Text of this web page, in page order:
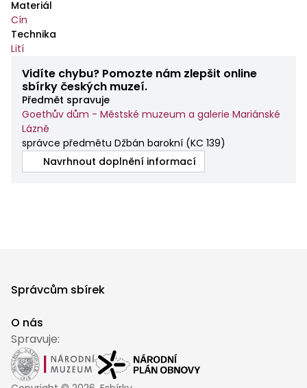
Materiál
Cín
Technika
Lití
Vidíte chybu? Pomozte nám zlepšit online
sbírky českých muzeí.
Předmět spravuje
Goethův dům - Městské muzeum a galerie Mariánské
Lázně
správce předmětu Džbán barokní (KC 139)
Navrhnout doplnění informací
Správcům sbírek
O nás
Spravuje: